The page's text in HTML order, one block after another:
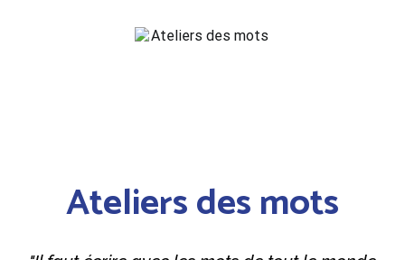
Ateliers des mots